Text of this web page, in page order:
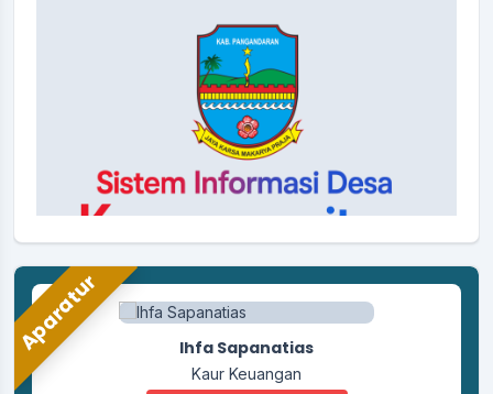
Kegiatan Pangandaranval Nature 13 dalam
Rangka Milangkala Kabupaten Pangandaran
20 Oktober 2025
Pembahasan dan Penetapan Perubahan
APBDes Desa Karangpawitan Tahun
Anggaran 2025
Aparatur Ihfa Sapanatias
Kaur Keuangan